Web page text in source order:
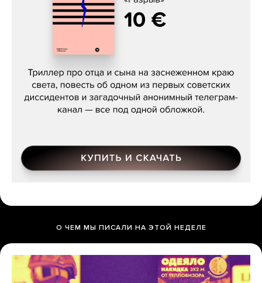
Даниил Туровский, «Разрыв»
О ЧЕМ МЫ ПИСАЛИ НА ЭТОЙ НЕДЕЛЕ